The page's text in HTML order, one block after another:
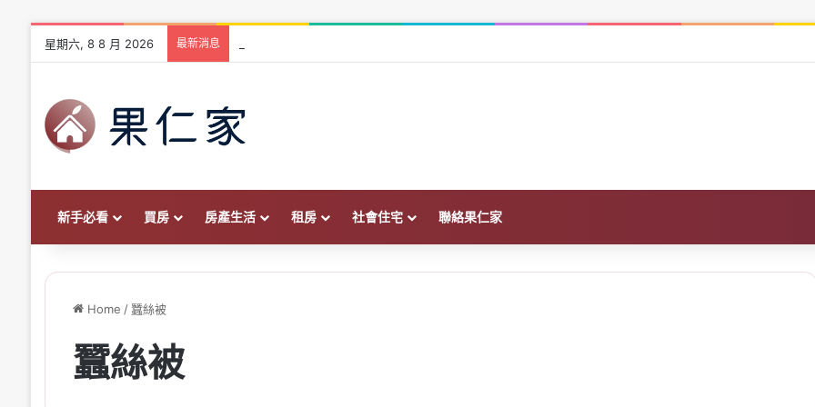
星期六, 8 8 月 2026 最新消息
新手必看 買房 房產生活 租房 社會住宅 聯絡果仁家
Home / 蠶絲被
蠶絲被